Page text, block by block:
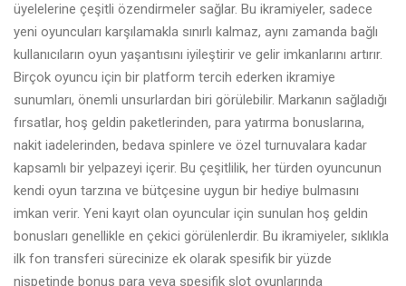
üyelelerine çeşitli özendirmeler sağlar. Bu ikramiyeler, sadece
yeni oyuncuları karşılamakla sınırlı kalmaz, aynı zamanda bağlı
kullanıcıların oyun yaşantısını iyileştirir ve gelir imkanlarını artırır.
Birçok oyuncu için bir platform tercih ederken ikramiye
sunumları, önemli unsurlardan biri görülebilir. Markanın sağladığı
fırsatlar, hoş geldin paketlerinden, para yatırma bonuslarına,
nakit iadelerinden, bedava spinlere ve özel turnuvalara kadar
kapsamlı bir yelpazeyi içerir. Bu çeşitlilik, her türden oyuncunun
kendi oyun tarzına ve bütçesine uygun bir hediye bulmasını
imkan verir. Yeni kayıt olan oyuncular için sunulan hoş geldin
bonusları genellikle en çekici görülenlerdir. Bu ikramiyeler, sıklıkla
ilk fon transferi sürecinize ek olarak spesifik bir yüzde
nispetinde bonus para veya spesifik slot oyunlarında